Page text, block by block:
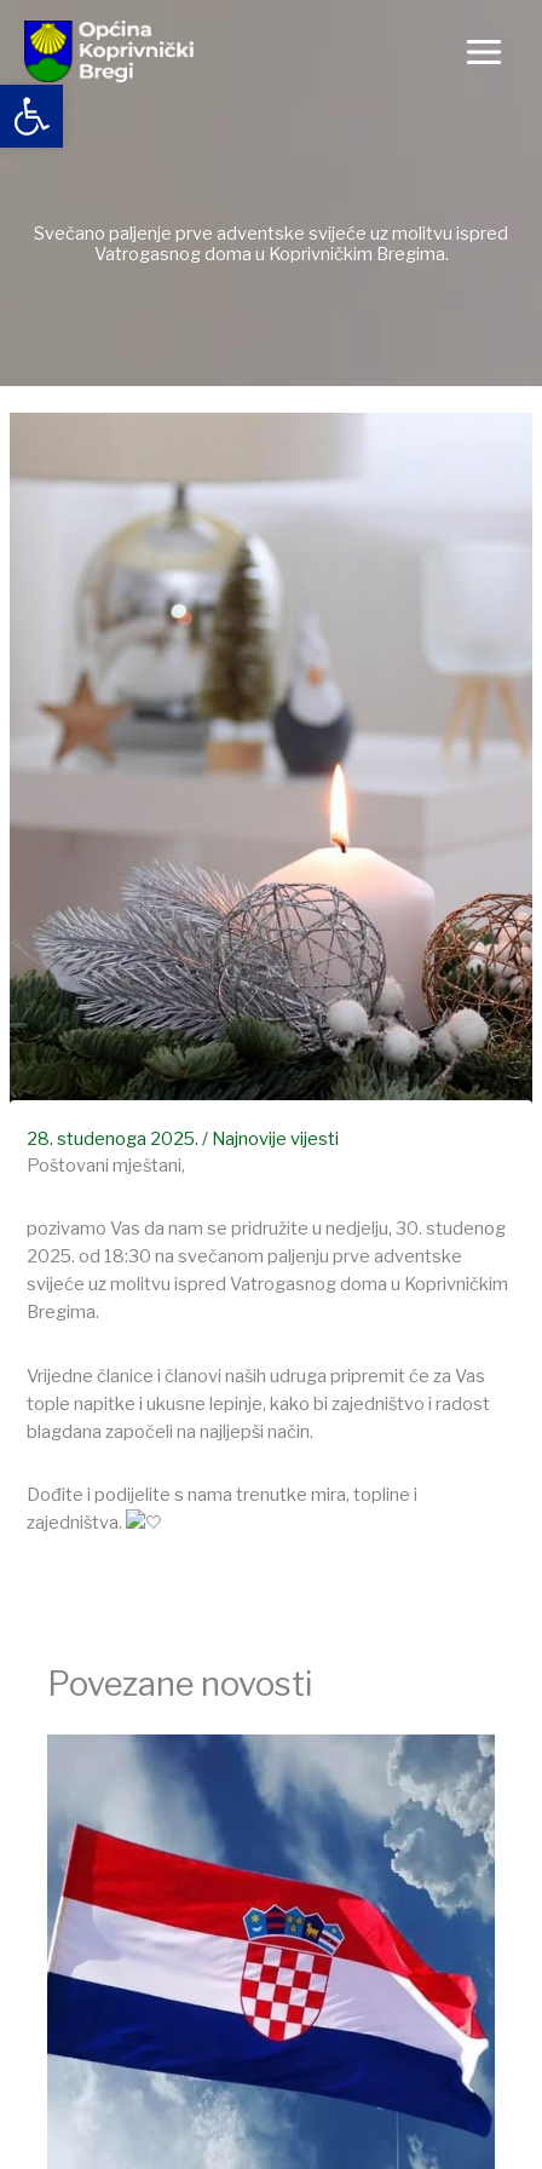
Open toolbar
content
Svečano paljenje prve adventske svijeće uz molitvu ispred
Vatrogasnog doma u Koprivničkim Bregima.
28. studenoga 2025./ Najnovije vijesti
Poštovani mještani,
pozivamo Vas da nam se pridružite u nedjelju, 30. studenog
2025. od 18:30 na svečanom paljenju prve adventske
svijeće uz molitvu ispred Vatrogasnog doma u Koprivničkim
Bregima.
Vrijedne članice i članovi naših udruga pripremit će za Vas
tople napitke i ukusne lepinje, kako bi zajedništvo i radost
blagdana započeli na najljepši način.
Dođite i podijelite s nama trenutke mira, topline i
zajedništva.
Povezane novosti